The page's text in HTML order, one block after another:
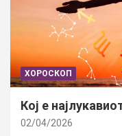
ХОРОСКОП
Кој е
02/04/2026